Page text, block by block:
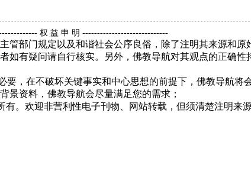
权 益 申 明 -----------------------------
主管部门规定以及和谐社会公序良俗，除了注明其来源和
有疑问请自行核实。另外，佛教导航对其观点的正确
，在不破坏关键事实和中心思想的前提下，佛教导航将
景资料，佛教导航会尽量满足您的需求；
。欢迎非营利性电子刊物、网站转载，但须清楚注明来源